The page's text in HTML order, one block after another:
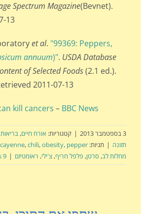
Spectrum Magazine(Bevnet).
13.
et al. "99369: Peppers,
annuum)". USDA Database
of Selected Foods(2.1 ed.).
2011-07-13.
kill cancers – BBC News
3 בספטמבר 2013 | קטגוריות: אורח חיים,
תזונה | תגיות: cayenne,chili,obesity, pepper
מחלות לב, סרטן, פלפל חריף, צ'ילי, ראומטיזם |
9 Comments